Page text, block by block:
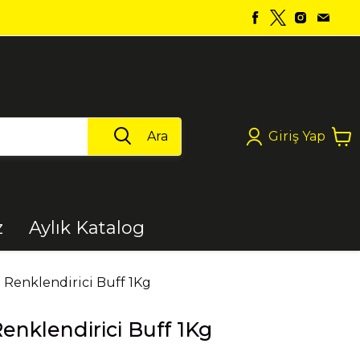
Ara Giriş Yap
Aletler
Aylık Katalog
Buff 1Kg
Buff 1Kg